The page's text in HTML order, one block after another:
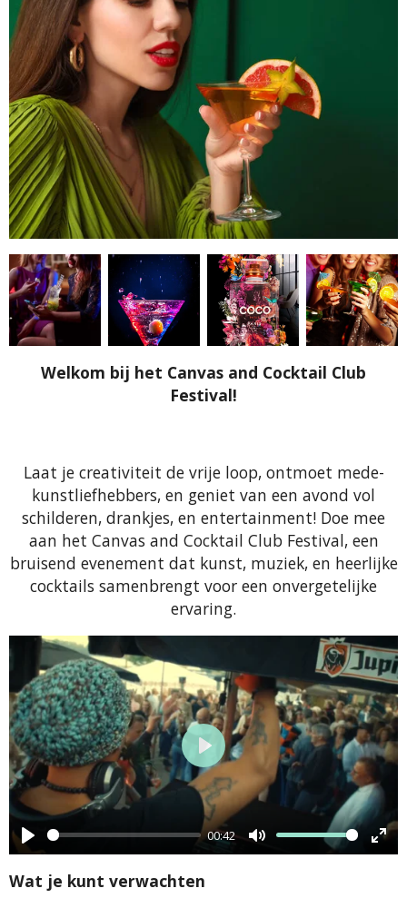
Welkom bij het Canvas and Cocktail Club
Festival!
Laat je creativiteit de vrije loop, ontmoet mede-
kunstliefhebbers, en geniet van een avond vol
schilderen, drankjes, en entertainment! Doe mee
aan het Canvas and Cocktail Club Festival, een
bruisend evenement dat kunst, muziek, en heerlijke
cocktails samenbrengt voor een onvergetelijke
ervaring.
P
l
00:42
M
E
P
l
a
y
Wat je kunt verwachten